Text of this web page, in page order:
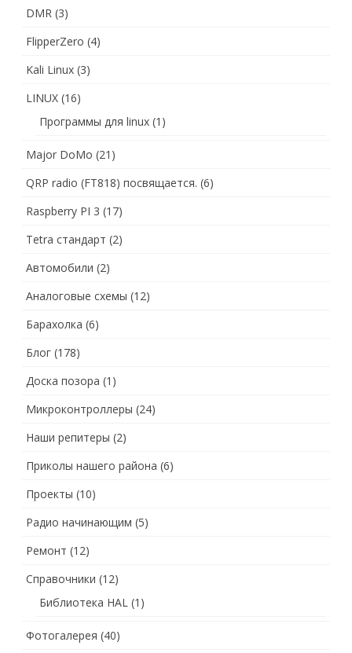
DMR (3)
FlipperZero (4)
Kali Linux (3)
LINUX (16)
Программы для linux (1)
Major DoMo (21)
QRP radio (FT818) посвящается. (6)
Raspberry PI 3 (17)
Tetra стандарт (2)
Автомобили (2)
Аналоговые схемы (12)
Барахолка (6)
Блог (178)
Доска позора (1)
Микроконтроллеры (24)
Наши репитеры (2)
Приколы нашего района (6)
Проекты (10)
Радио начинающим (5)
Ремонт (12)
Справочники (12)
Библиотека HAL (1)
Фотогалерея (40)